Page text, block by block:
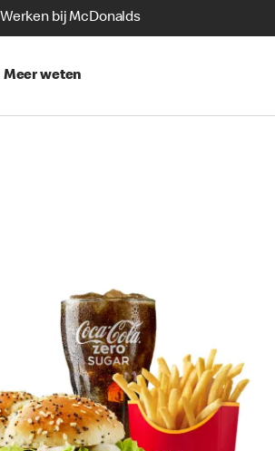
Werken bij McDonalds
Meer weten